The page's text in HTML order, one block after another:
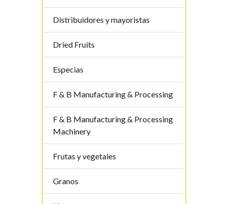
Distribuidores y mayoristas
Dried Fruits
Especias
F & B Manufacturing & Processing
F & B Manufacturing & Processing
Machinery
Frutas y vegetales
Granos